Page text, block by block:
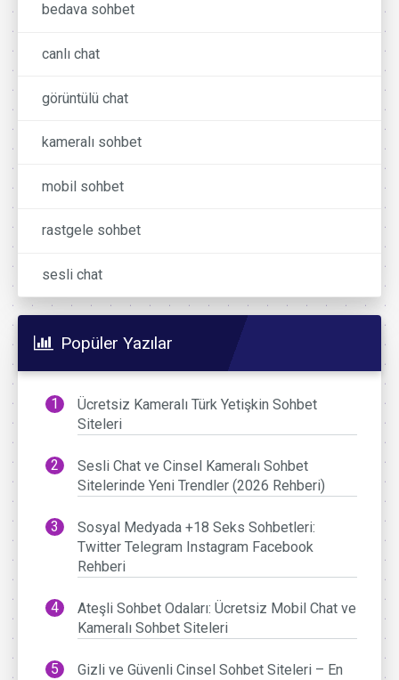
bedava sohbet
canlı chat
görüntülü chat
kameralı sohbet
mobil sohbet
rastgele sohbet
sesli chat
Popüler Yazılar
Ücretsiz Kameralı Türk Yetişkin Sohbet
Siteleri
Sesli Chat ve Cinsel Kameralı Sohbet
Sitelerinde Yeni Trendler (2026 Rehberi)
Sosyal Medyada +18 Seks Sohbetleri:
Twitter Telegram Instagram Facebook
Rehberi
Ateşli Sohbet Odaları: Ücretsiz Mobil Chat ve
Kameralı Sohbet Siteleri
Gizli ve Güvenli Cinsel Sohbet Siteleri – En